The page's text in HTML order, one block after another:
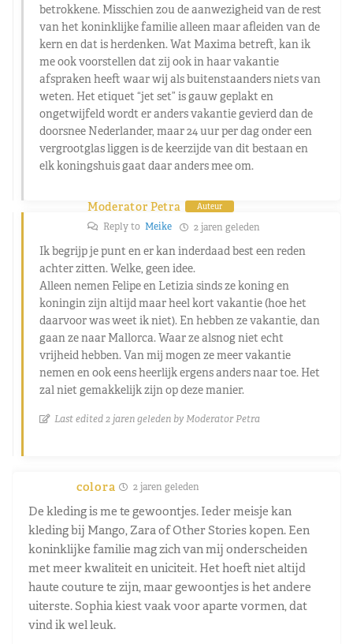
betrokkene. Misschien zou de aanwezigheid van de rest
van het koninklijke familie alleen maar afleiden van de
kern en dat is herdenken. Wat Maxima betreft, kan ik
me ook voorstellen dat zij ook in haar vakantie
afspraken heeft waar wij als buitenstaanders niets van
weten. Het etiquet “jet set” is gauw geplakt en
ongetwijfeld wordt er anders vakantie gevierd dan de
doorsnee Nederlander, maar 24 uur per dag onder een
vergrootglas liggen is de keerzijde van dit bestaan en
elk koningshuis gaat daar anders mee om.
Moderator Petra Auteur
Reply to Meike 2 jaren geleden
Ik begrijp je punt en er kan inderdaad best een reden
achter zitten. Welke, geen idee.
Alleen nemen Felipe en Letizia sinds ze koning en
koningin zijn altijd maar heel kort vakantie (hoe het
daarvoor was weet ik niet). En hebben ze vakantie, dan
gaan ze naar Mallorca. Waar ze alsnog niet echt
vrijheid hebben. Van mij mogen ze meer vakantie
nemen en ook eens heerlijk ergens anders naar toe. Het
zal niet gemakkelijk zijn op deze manier.
Last edited 2 jaren geleden by Moderator Petra
colora 2 jaren geleden
De kleding is me te gewoontjes. Ieder meisje kan
kleding bij Mango, Zara of Other Stories kopen. Een
koninklijke familie mag zich van mij onderscheiden
met meer kwaliteit en uniciteit. Het hoeft niet altijd
haute couture te zijn, maar gewoontjes is het andere
uiterste. Sophia kiest vaak voor aparte vormen, dat
vind ik wel leuk.